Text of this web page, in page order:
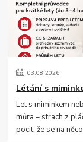
03.08.2026
Létání s
Let s miminkem
můra – strach z
pocit, že se na